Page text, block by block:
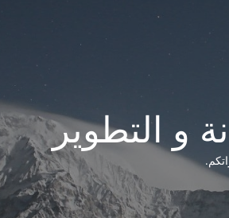
و التطوير